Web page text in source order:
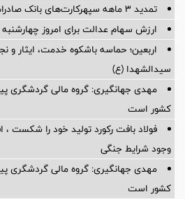
تمدید 3 ماهه سپهرکارت‌های بانک صادرات ایران
ارزش سهام عدالت برای امروز چهارشنبه ۱۴ مرداد + جدول
اربعین؛ حماسه باشکوه خدمت، ایثار
سیدالشهدا (ع)
مهدی جهانگیری: گروه مالی گردشگری
کشور است
وجود شرایط جنگی
مهدی جهانگیری: گروه مالی گردشگری
کشور است